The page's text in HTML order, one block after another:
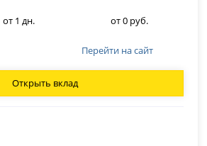
от 1 дн. от 0 руб.
Перейти на сайт
Открыть вклад